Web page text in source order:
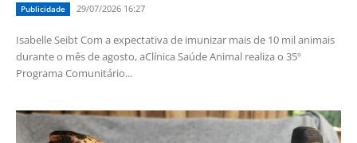
Publicidade 29/07/2026 16:27
Isabelle Seibt Com a expectativa de imunizar mais de 10 mil animais
durante o mês de agosto, aClínica Saúde Animal realiza o 35º
Programa Comunitário...